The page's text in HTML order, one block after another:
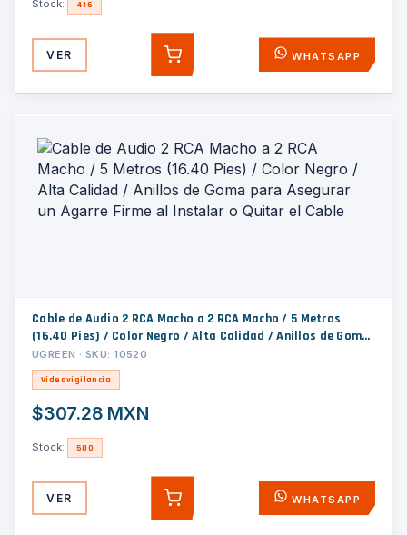
Stock: 416
VER AGREGAR WHATSAPP
Cable de Audio 2 RCA Macho a 2 RCA Macho / 5 Metros
(16.40 Pies) / Color Negro / Alta Calidad / Anillos de Goma
para Asegurar un Agarre Firme al Instalar o Quitar el Cable
UGREEN · SKU: 10520
Videovigilancia
$307.28 MXN
Stock: 500
VER AGREGAR WHATSAPP